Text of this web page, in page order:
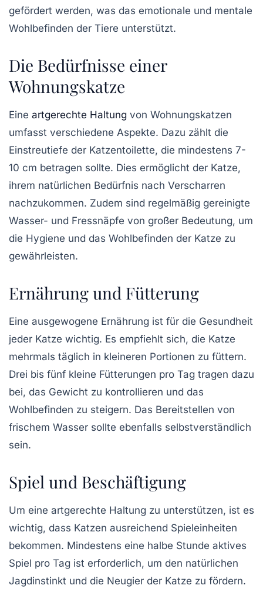
gefördert werden, was das emotionale und mentale
Wohlbefinden der Tiere unterstützt.
Die Bedürfnisse einer
Wohnungskatze
Eine artgerechte Haltung von Wohnungskatzen
umfasst verschiedene Aspekte. Dazu zählt die
Einstreutiefe der Katzentoilette, die mindestens 7-
10 cm betragen sollte. Dies ermöglicht der Katze,
ihrem natürlichen Bedürfnis nach Verscharren
nachzukommen. Zudem sind regelmäßig gereinigte
Wasser- und Fressnäpfe von großer Bedeutung, um
die Hygiene und das Wohlbefinden der Katze zu
gewährleisten.
Ernährung und Fütterung
Eine ausgewogene Ernährung ist für die Gesundheit
jeder Katze wichtig. Es empfiehlt sich, die Katze
mehrmals täglich in kleineren Portionen zu füttern.
Drei bis fünf kleine Fütterungen pro Tag tragen dazu
bei, das Gewicht zu kontrollieren und das
Wohlbefinden zu steigern. Das Bereitstellen von
frischem Wasser sollte ebenfalls selbstverständlich
sein.
Spiel und Beschäftigung
Um eine artgerechte Haltung zu unterstützen, ist es
wichtig, dass Katzen ausreichend Spieleinheiten
bekommen. Mindestens eine halbe Stunde aktives
Spiel pro Tag ist erforderlich, um den natürlichen
Jagdinstinkt und die Neugier der Katze zu fördern.